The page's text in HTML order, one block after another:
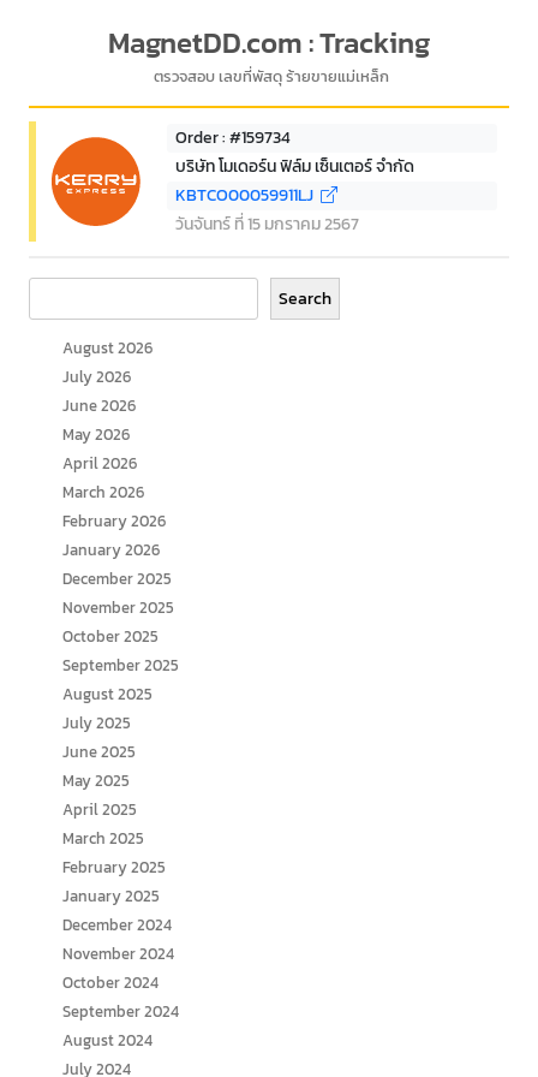
MagnetDD.com : Tracking
ตรวจสอบ เลขที่พัสดุ ร้ายขายแม่เหล็ก
Order : #159734
บริษัท โมเดอร์น ฟิล์ม เซ็นเตอร์ จำกัด
KBTCO00059911LJ
วันจันทร์ ที่ 15 มกราคม 2567
Search
August 2026
July 2026
June 2026
May 2026
April 2026
March 2026
February 2026
January 2026
December 2025
November 2025
October 2025
September 2025
August 2025
July 2025
June 2025
May 2025
April 2025
March 2025
February 2025
January 2025
December 2024
November 2024
October 2024
September 2024
August 2024
July 2024